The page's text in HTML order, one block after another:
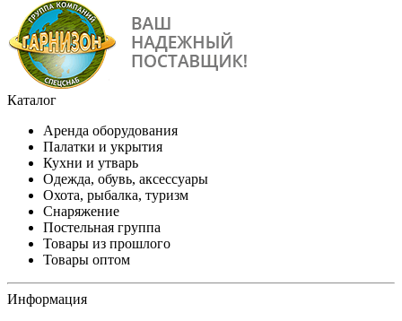
Каталог
Аренда оборудования
Палатки и укрытия
Кухни и утварь
Одежда, обувь, аксессуары
Охота, рыбалка, туризм
Снаряжение
Постельная группа
Товары из прошлого
Товары оптом
Информация